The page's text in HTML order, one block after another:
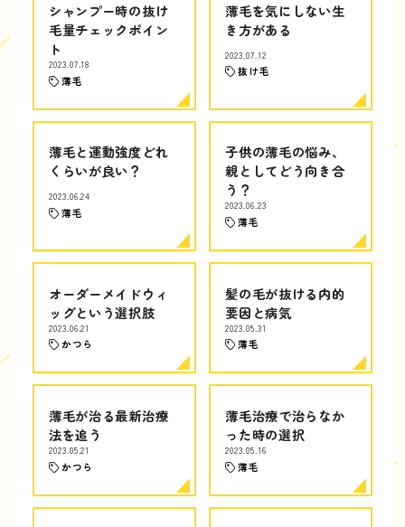
シャンプー時の抜け
毛量チェックポイン
ト
2023.07.18
薄毛
薄毛を気にしない生
き方がある
2023.07.12
抜け毛
薄毛と運動強度どれ
くらいが良い？
2023.06.24
薄毛
子供の薄毛の悩み、
親としてどう向き合
う？
2023.06.23
薄毛
オーダーメイドウィ
ッグという選択肢
2023.06.21
かつら
髪の毛が抜ける内的
要因と病気
2023.05.31
薄毛
薄毛が治る最新治療
法を追う
2023.05.21
かつら
薄毛治療で治らなか
った時の選択
2023.05.16
薄毛